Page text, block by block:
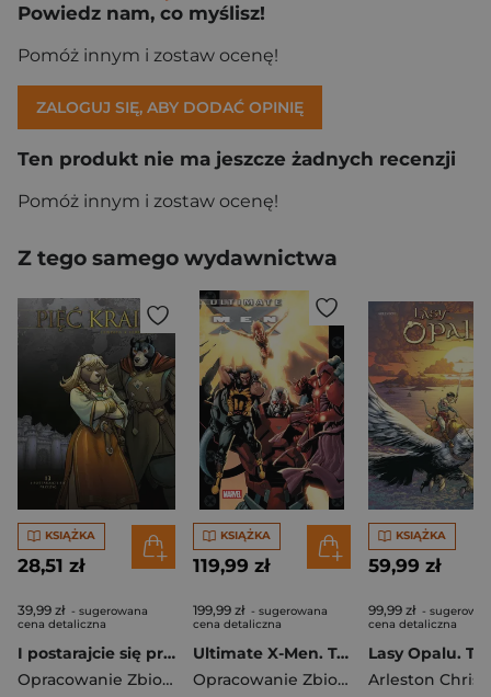
Powiedz nam, co myślisz!
Pomóż innym i zostaw ocenę!
ZALOGUJ SIĘ, ABY DODAĆ OPINIĘ
Ten produkt nie ma jeszcze żadnych recenzji
Pomóż innym i zostaw ocenę!
Z tego samego wydawnictwa
KSIĄŻKA
28,51 zł
39,99 zł - sugerowana
cena detaliczna
I postarajcie się przeżyć. Pięć Krain. Tom 13
Opracowanie Zbiorowe
KSIĄŻKA
119,99 zł
199,99 zł - sugerowana
cena detaliczna
Ultimate X-Men. Tom 9
Opracowanie Zbiorowe
KSIĄŻKA
59,99 zł
99,99 zł -
cena detaliczna
Lasy Opalu.